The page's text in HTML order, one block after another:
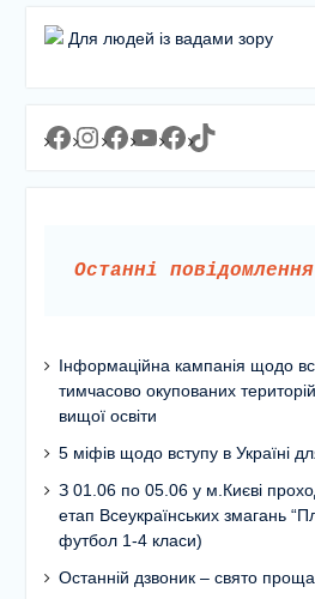
Для людей із вадами зору
Facebook
Instagram
Facebook
YouTube
Facebook
https://www.tiktok.com/
Останні повідомлення
Інформаційна кампанія щодо
тимчасово окупованих
вищої освіти
5 міфів щодо вступу в Україні
З 01.06 по 05.06 у м.Києві
етап Всеукраїнських змагань
футбол 1-4 класи)
Останній дзвоник – свято